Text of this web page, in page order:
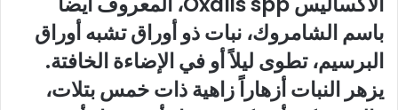
باسم الشامروك، نبات ذو أوراق تشبه أوراق
البرسيم، تطوى ليلاً أو في الإضاءة الخافتة.
يزهر النبات أزهاراً زاهية ذات خمس بتلات،